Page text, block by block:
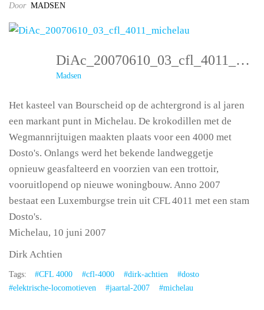
Door MADSEN
DiAc_20070610_03_cfl_4011_michelau
Madsen
Het kasteel van Bourscheid op de achtergrond is al jaren
een markant punt in Michelau. De krokodillen met de
Wegmannrijtuigen maakten plaats voor een 4000 met
Dosto's. Onlangs werd het bekende landweggetje
opnieuw geasfalteerd en voorzien van een trottoir,
vooruitlopend op nieuwe woningbouw. Anno 2007
bestaat een Luxemburgse trein uit CFL 4011 met een stam
Dosto's.
Michelau, 10 juni 2007
Dirk Achtien
Tags: #CFL 4000 #cfl-4000 #dirk-achtien
#dosto
#elektrische-locomotieven
#jaartal-2007 #michelau